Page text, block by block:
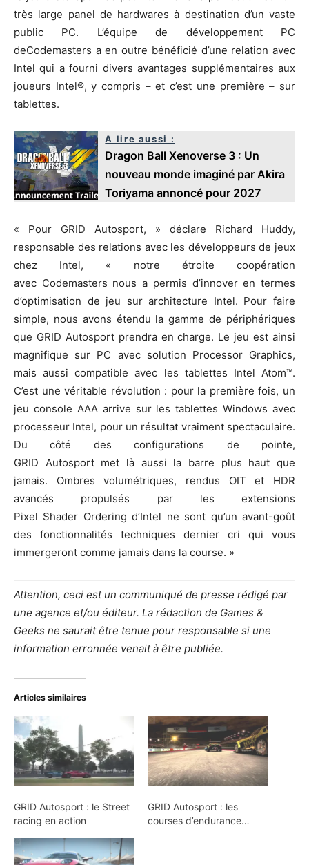
très large panel de hardwares à destination d’un vaste
public PC. L’équipe de développement PC
deCodemasters a en outre bénéficié d’une relation avec
Intel qui a fourni divers avantages supplémentaires aux
joueurs Intel®, y compris – et c’est une première – sur
tablettes.
A lire aussi :
Dragon Ball Xenoverse 3 : Un
nouveau monde imaginé par Akira
Toriyama annoncé pour 2027
« Pour GRID Autosport, » déclare Richard Huddy,
responsable des relations avec les développeurs de jeux
chez Intel, « notre étroite coopération
avec Codemasters nous a permis d’innover en termes
d’optimisation de jeu sur architecture Intel. Pour faire
simple, nous avons étendu la gamme de périphériques
que GRID Autosport prendra en charge. Le jeu est ainsi
magnifique sur PC avec solution Processor Graphics,
mais aussi compatible avec les tablettes Intel Atom™.
C’est une véritable révolution : pour la première fois, un
jeu console AAA arrive sur les tablettes Windows avec
processeur Intel, pour un résultat vraiment spectaculaire.
Du côté des configurations de pointe,
GRID Autosport met là aussi la barre plus haut que
jamais. Ombres volumétriques, rendus OIT et HDR
avancés propulsés par les extensions
Pixel Shader Ordering d’Intel ne sont qu’un avant-goût
des fonctionnalités techniques dernier cri qui vous
immergeront comme jamais dans la course. »
Attention, ceci est un communiqué de presse rédigé par
une agence et/ou éditeur. La rédaction de Games &
Geeks ne saurait être tenue pour responsable si une
information erronnée venait à être publiée.
Articles similaires
GRID Autosport : le Street
racing en action
GRID Autosport : les
courses d’endurance…